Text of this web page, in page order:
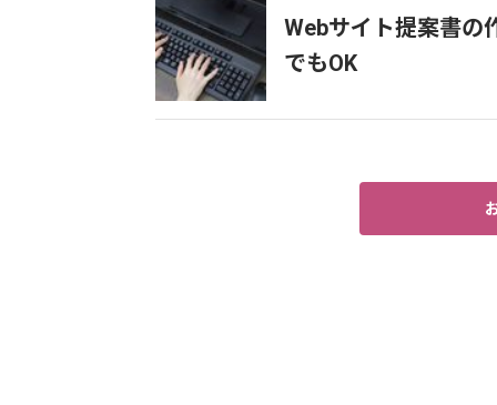
Webサイト提案書の
でもOK